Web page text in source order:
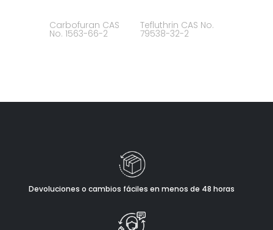
Carbofuran CAS
No. 1563-66-2
Tefluthrin CAS No.
79538-32-2
Devoluciones o cambios fáciles en menos de 48 horas